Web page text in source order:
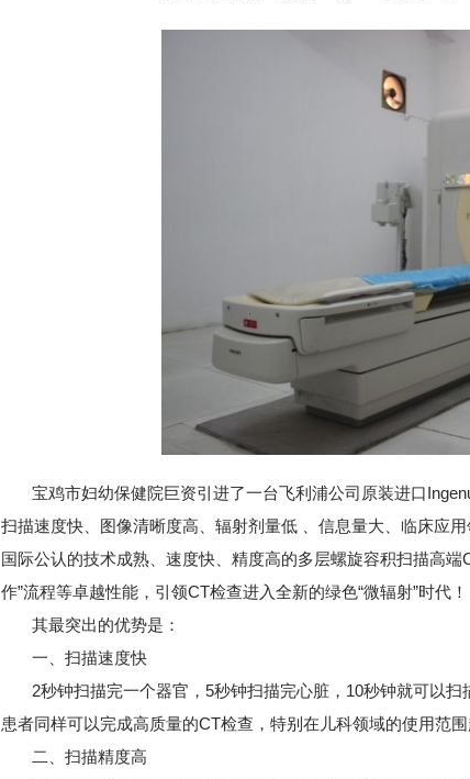
宝鸡市妇幼保健院巨资引进了一台飞利浦公司原装进口
扫描速度快、图像清晰度高、辐射剂量低 、信息量大、临床应
国际公认的技术成熟、速度快、精度高的多层螺旋容积扫描高端
作”流程等卓越性能，引领CT检查进入全新的绿色“微辐射”时代！
其最突出的优势是：
一、扫描速度快
2秒钟扫描完一个器官，5秒钟扫描完心脏，10秒钟就可以扫
患者同样可以完成高质量的CT检查，特别在儿科领域的使用范围
二、扫描精度高